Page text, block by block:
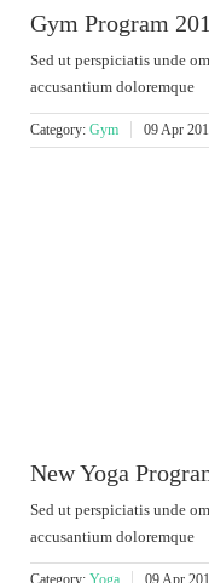
Gym Program
Sed ut perspiciatis unde
accusantium doloremque
Category: Gym 09 Apr
New Yoga
Sed ut perspiciatis unde
accusantium doloremque